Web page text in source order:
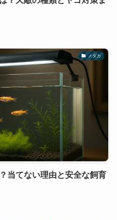
メダカ
当てない理由と安全な飼育